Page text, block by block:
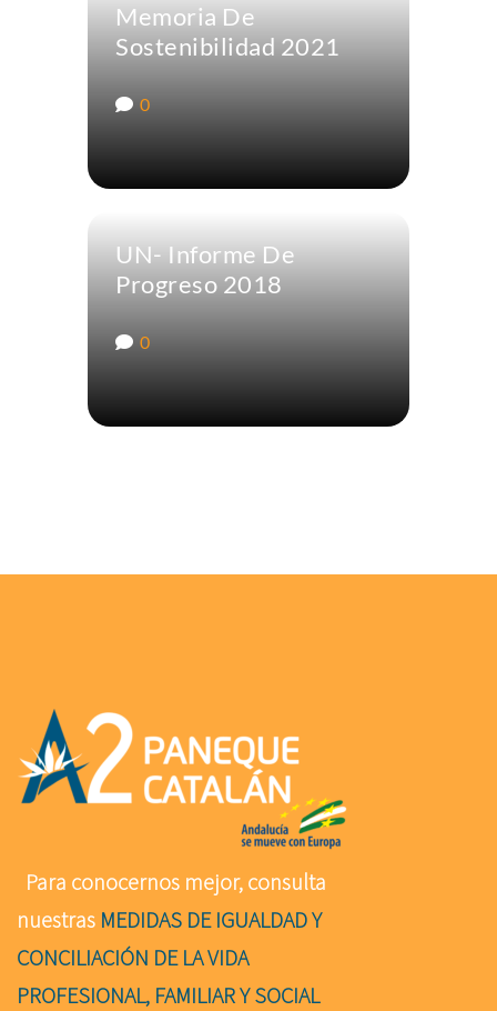
Memoria De
Sostenibilidad 2021
0
UN- Informe De
Progreso 2018
0
Para conocernos mejor, consulta
nuestras MEDIDAS DE IGUALDAD Y
CONCILIACIÓN DE LA VIDA
PROFESIONAL, FAMILIAR Y SOCIAL